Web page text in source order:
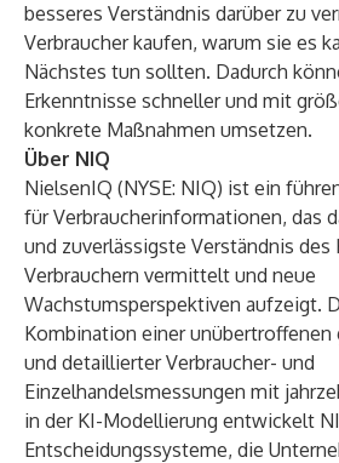
besseres Verständnis darüber zu
Verbraucher kaufen, warum sie es
Nächstes tun sollten. Dadurch
Erkenntnisse schneller und mit
konkrete Maßnahmen umsetzen.
Über NIQ
NielsenIQ (NYSE: NIQ) ist ein
für Verbraucherinformationen, das
und zuverlässigste Verständnis des
Verbrauchern vermittelt und neue
Wachstumsperspektiven aufzeigt.
Kombination einer unübertroffenen
und detaillierter Verbraucher- und
Einzelhandelsmessungen mit
in der KI-Modellierung entwickelt
Entscheidungssysteme, die